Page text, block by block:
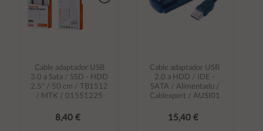
Cable adaptador USB
3.0 a Sata / SSD - HDD
2.5" / 50 cm / TB1512
/ MTK / 01551225
8,40 €
Cable adaptador USB
2.0 a HDD / IDE -
SATA / Alimentado /
Cablexpert / AUSI01
15,40 €